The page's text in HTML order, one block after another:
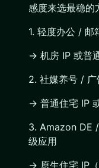
感度来选最稳的
1. 轻度办公 / 邮
→ 机房 IP 或普
2. 社媒养号 /
→ 普通住宅 IP
3. Amazon DE
级应用
→ 原生住宅 IP（